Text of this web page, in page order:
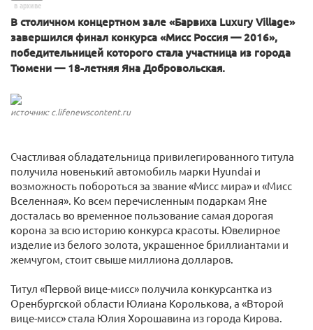
в архиве
В столичном концертном зале «Барвиха Luxury Village»
завершился финал конкурса «Мисс Россия — 2016»,
победительницей которого стала участница из города
Тюмени — 18-летняя Яна Добровольская.
источник: c.lifenewscontent.ru
Счастливая обладательница привилегированного титула
получила новенький автомобиль марки Hyundai и
возможность побороться за звание «Мисс мира» и «Мисс
Вселенная». Ко всем перечисленным подаркам Яне
досталась во временное пользование самая дорогая
корона за всю историю конкурса красоты. Ювелирное
изделие из белого золота, украшенное бриллиантами и
жемчугом, стоит свыше миллиона долларов.
Титул «Первой вице-мисс» получила конкурсантка из
Оренбургской области Юлиана Королькова, а «Второй
вице-мисс» стала Юлия Хорошавина из города Кирова.